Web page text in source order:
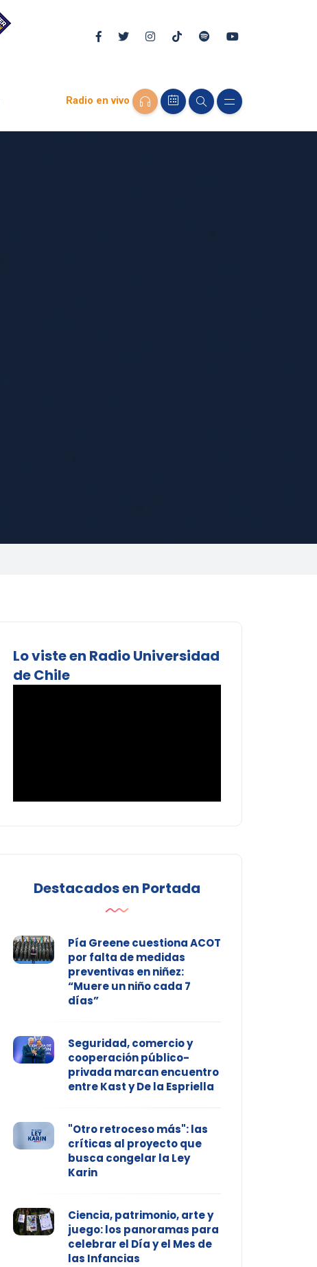
Radio en vivo
Lo viste en Radio Universidad
de Chile
Destacados en Portada
Pía Greene cuestiona ACOT
por falta de medidas
preventivas en niñez:
“Muere un niño cada 7
días”
Seguridad, comercio y
cooperación público-
privada marcan encuentro
entre Kast y De la Espriella
"Otro retroceso más": las
críticas al proyecto que
busca congelar la Ley
Karin
Ciencia, patrimonio, arte y
juego: los panoramas para
celebrar el Día y el Mes de
las Infancias